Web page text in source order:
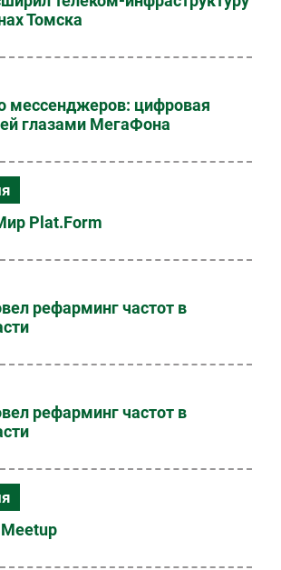
Томска
мессенджеров: цифровая
глазами МегаФона
Plat.Form
рефарминг частот в
рефарминг частот в